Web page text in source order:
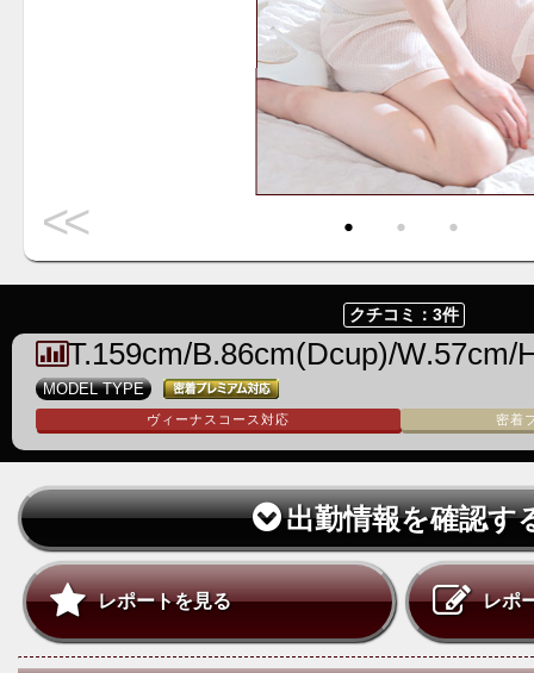
<< ・ ・ ・
クチコミ：3件
T.159cm/B.86cm(Dcup)/W.57cm/
MODEL TYPE
ヴィーナスコース対応 密着
出勤情報を確認す
レポートを見る レポ